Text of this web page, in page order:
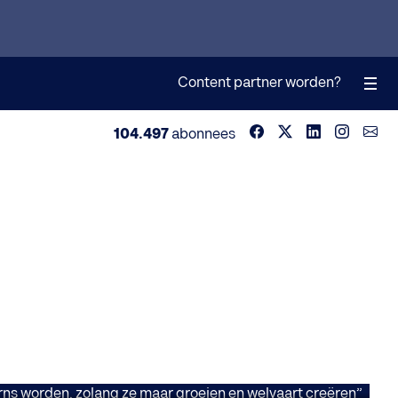
Content partner worden?
104.497 abonnees
niet per se
en welvaart